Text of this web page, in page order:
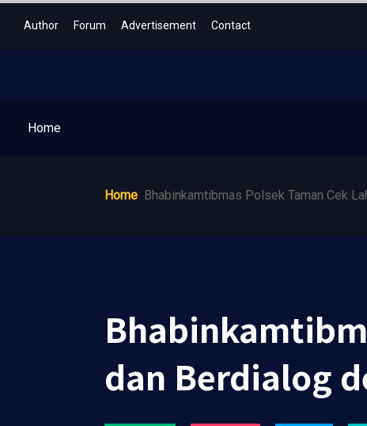
Author Forum Advertisement Contact
Home
Home Bhabinkamtibmas Polsek Taman Cek
dan Berdialog